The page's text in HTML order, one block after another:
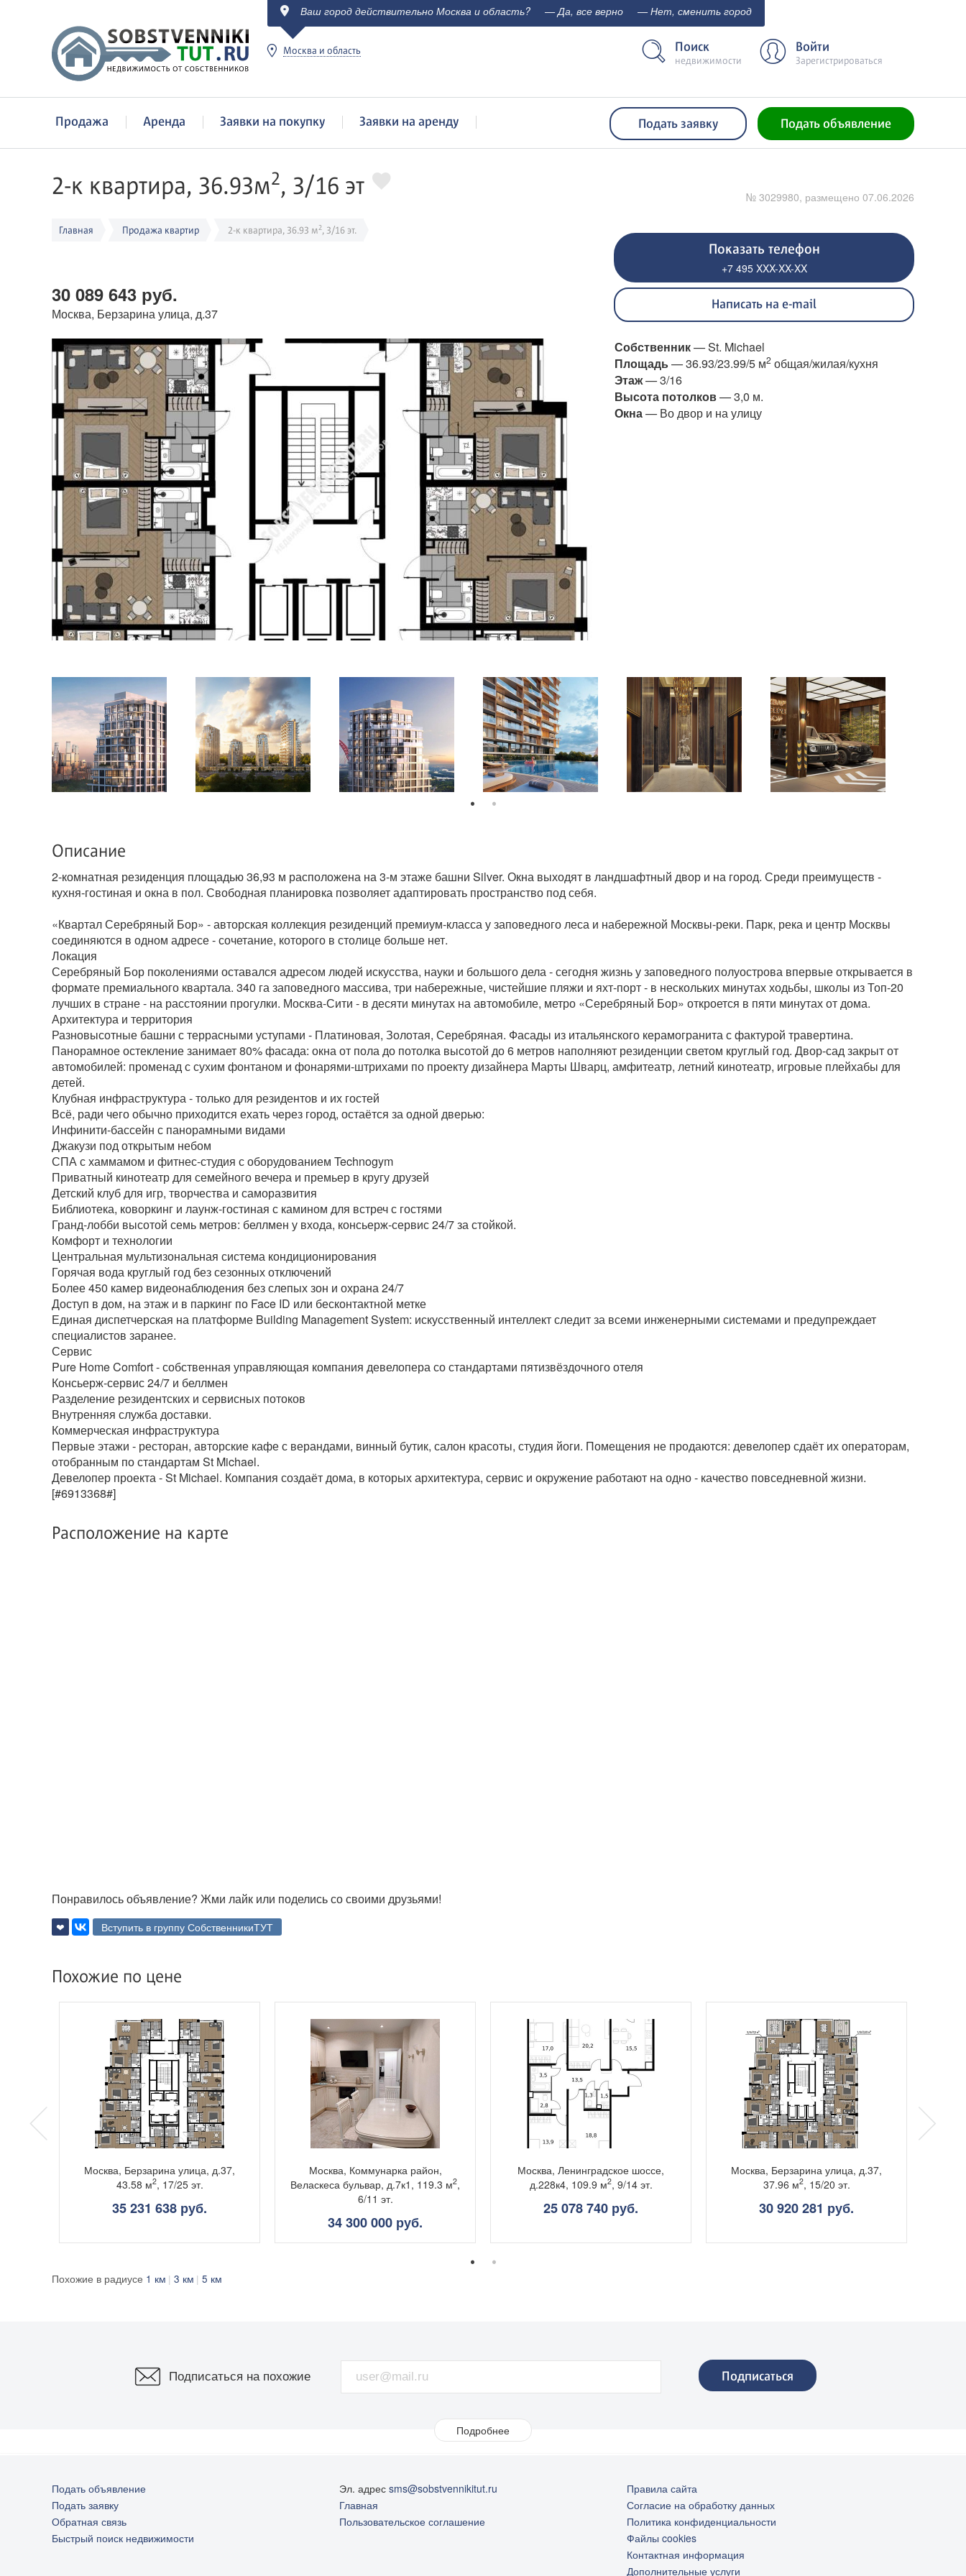
c Ваш город действительно Москва и область? — Да, все верно — Нет, сменить город
Москва и область Войти
Зарегистрироваться
Поиск
недвижимости
Продажа Аренда Заявки на покупку Заявки на аренду Подать заявку Подать объявление
2-к квартира, 36.93м2, 3/16 эт
Главная Продажа квартир 2-к квартира, 36.93 м2, 3/16 эт.
№ 3029980, размещено 07.06.2026
Показать телефон
+7 495 XXX-XX-XX
30 089 643 руб.
Москва, Берзарина улица, д.37
Написать на e-mail
Собственник— St. Michael
Площадь— 36.93/23.99/5 м2 общая/жилая/кухня
Этаж— 3/16
Высота потолков— 3,0 м.
Окна— Во двор и на улицу
Описание
2-комнатная резиденция площадью 36,93 м расположена на 3-м этаже башни Silver. Окна выходят в ландшафтный двор и на город. Среди преимуществ -
кухня-гостиная и окна в пол. Свободная планировка позволяет адаптировать пространство под себя.
«Квартал Серебряный Бор» - авторская коллекция резиденций премиум-класса у заповедного леса и набережной Москвы-реки. Парк, река и центр Москвы
соединяются в одном адресе - сочетание, которого в столице больше нет.
Локация
Серебряный Бор поколениями оставался адресом людей искусства, науки и большого дела - сегодня жизнь у заповедного полуострова впервые открывается в
формате премиального квартала. 340 га заповедного массива, три набережные, чистейшие пляжи и яхт-порт - в нескольких минутах ходьбы, школы из Топ-20
лучших в стране - на расстоянии прогулки. Москва-Сити - в десяти минутах на автомобиле, метро «Серебряный Бор» откроется в пяти минутах от дома.
Архитектура и территория
Разновысотные башни с террасными уступами - Платиновая, Золотая, Серебряная. Фасады из итальянского керамогранита с фактурой травертина.
Панорамное остекление занимает 80% фасада: окна от пола до потолка высотой до 6 метров наполняют резиденции светом круглый год. Двор-сад закрыт от
автомобилей: променад с сухим фонтаном и фонарями-штрихами по проекту дизайнера Марты Шварц, амфитеатр, летний кинотеатр, игровые плейхабы для
детей.
Клубная инфраструктура - только для резидентов и их гостей
Всё, ради чего обычно приходится ехать через город, остаётся за одной дверью:
Инфинити-бассейн с панорамными видами
Джакузи под открытым небом
СПА с хаммамом и фитнес-студия с оборудованием Technogym
Приватный кинотеатр для семейного вечера и премьер в кругу друзей
Детский клуб для игр, творчества и саморазвития
Библиотека, коворкинг и лаунж-гостиная с камином для встреч с гостями
Гранд-лобби высотой семь метров: беллмен у входа, консьерж-сервис 24/7 за стойкой.
Комфорт и технологии
Центральная мультизональная система кондиционирования
Горячая вода круглый год без сезонных отключений
Более 450 камер видеонаблюдения без слепых зон и охрана 24/7
Доступ в дом, на этаж и в паркинг по Face ID или бесконтактной метке
Единая диспетчерская на платформе Building Management System: искусственный интеллект следит за всеми инженерными системами и предупреждает
специалистов заранее.
Сервис
Pure Home Comfort - собственная управляющая компания девелопера со стандартами пятизвёздочного отеля
Консьерж-сервис 24/7 и беллмен
Разделение резидентских и сервисных потоков
Внутренняя служба доставки.
Коммерческая инфраструктура
Первые этажи - ресторан, авторские кафе с верандами, винный бутик, салон красоты, студия йоги. Помещения не продаются: девелопер сдаёт их операторам,
отобранным по стандартам St Michael.
Девелопер проекта - St Michael. Компания создаёт дома, в которых архитектура, сервис и окружение работают на одно - качество повседневной жизни.
[#6913368#]
Расположение на карте
Понравилось объявление? Жми лайк или поделись со своими друзьями!
❤ Вступить в группу СобственникиТУТ
Похожие по цене
Москва, Берзарина улица, д.37,
43.58 м2, 17/25 эт.
35 231 638 руб.
Москва, Коммунарка район,
Веласкеса бульвар, д.7к1, 119.3 м2,
6/11 эт.
34 300 000 руб.
Москва, Ленинградское шоссе,
д.228к4, 109.9 м2, 9/14 эт.
25 078 740 руб.
Москва, Берзарина улица, д.37,
37.96 м2, 15/20 эт.
30 920 281 руб.
Похожие в радиусе 1 км 3 км 5 км
Подписаться на похожие
72215143.2
Подробнее
Подать объявление
Подать заявку
Обратная связь
Быстрый поиск недвижимости
Эл. адрес sms@sobstvennikitut.ru
Главная
Пользовательское соглашение
Правила сайта
Согласие на обработку данных
Политика конфиденциальности
Файлы cookies
Контактная информация
Дополнительные услуги